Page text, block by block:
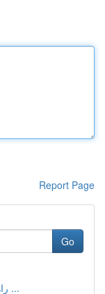
Report Page
Go
ایجاد بازی مار با پایتون و Turtle : راهنما ...